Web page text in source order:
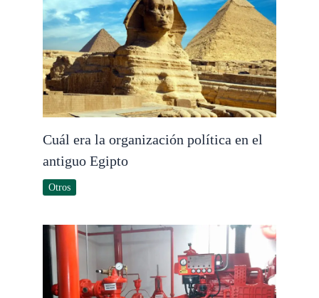
Cuál era la organización política en el
antiguo Egipto
Otros